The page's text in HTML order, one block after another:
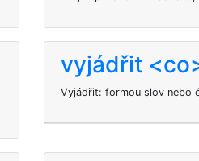
vyjádřit
Vyjádřit: formou slov nebo